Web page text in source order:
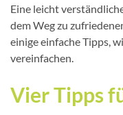
Eine leicht
dem Weg zu
einige einfache Tipps,
vereinfachen.
Vier Tipps